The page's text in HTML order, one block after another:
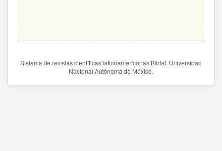
Sistema de revistas científicas latinoamericanas Biblat. Universidad
Nacional Autónoma de México.